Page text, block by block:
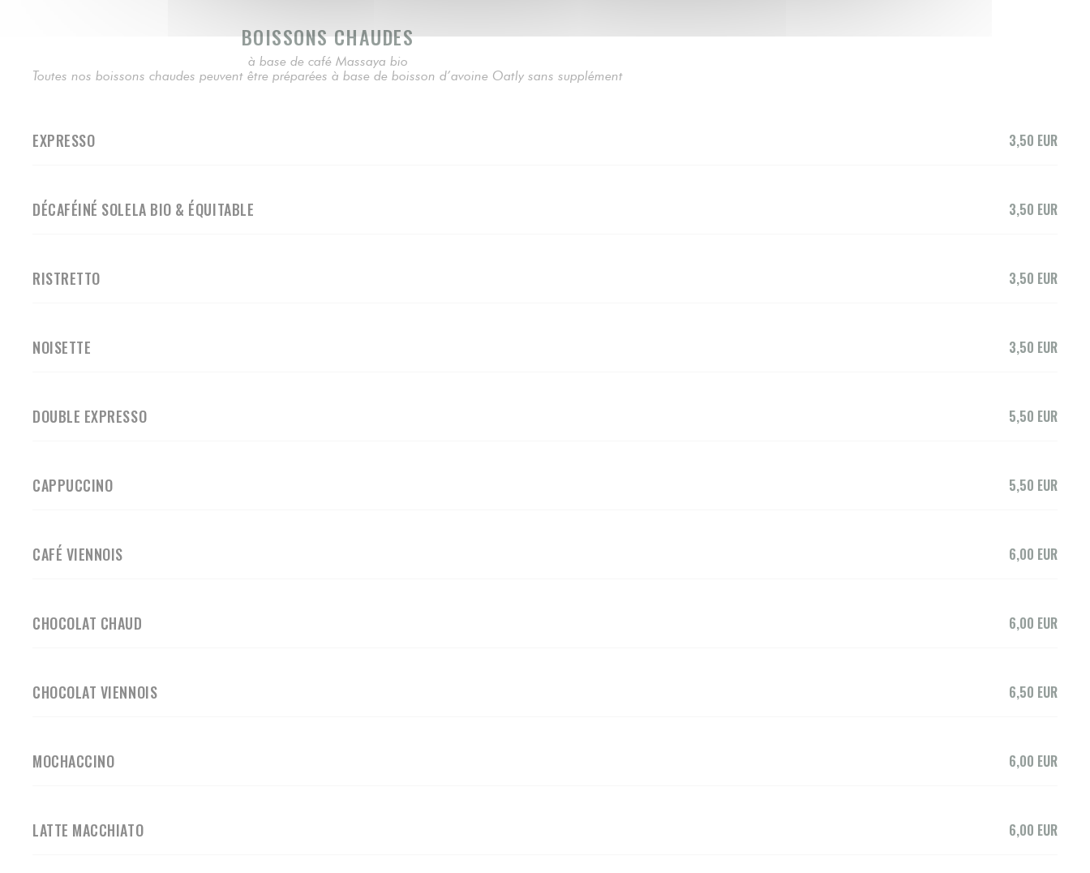
BOISSONS CHAUDES
à base de café Massaya bio
Toutes nos boissons chaudes peuvent être préparées à base de boisson d’avoine Oatly sans supplément
EXPRESSO 3,50 EUR
DÉCAFÉINÉ SOLELA BIO & ÉQUITABLE 3,50 EUR
RISTRETTO 3,50 EUR
NOISETTE 3,50 EUR
DOUBLE EXPRESSO 5,50 EUR
CAPPUCCINO 5,50 EUR
CAFÉ VIENNOIS 6,00 EUR
CHOCOLAT CHAUD 6,00 EUR
CHOCOLAT VIENNOIS 6,50 EUR
MOCHACCINO 6,00 EUR
LATTE MACCHIATO 6,00 EUR